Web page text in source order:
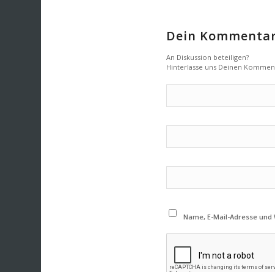
Dein
An Diskussion beteiligen?
Hinterlasse uns Deinen
Name, E-Mail-Adresse